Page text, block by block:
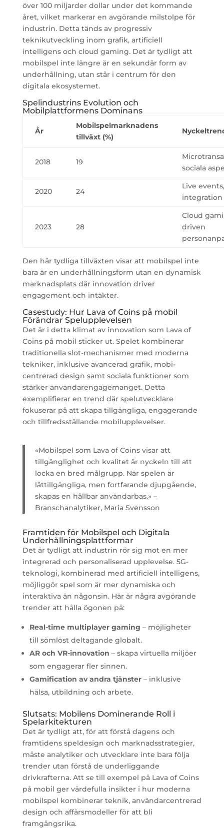
över 100 miljarder dollar under det kommande
året, vilket markerar en avgörande milstolpe för
industrin. Detta tänds av progressiv
teknikutveckling inom grafik, artificiell
intelligens och cloud gaming. Det är tydligt att
mobilspel inte längre är en sekundär form av
underhållning, utan står i centrum för den
digitala ekosystemet.
Spelindustrins Evolution och
Mobilplattformens Dominans
År
Mobilspelmarknadens
tillväxt (%)
2018 19
sociala
2020 24
Live
integration
2023 28
Cloud
driven
Den här tydliga tillväxten visar att mobilspel inte
bara är en underhållningsform utan en dynamisk
marknadsplats där innovation driver
engagement och intäkter.
Casestudy: Hur Lava of Coins på mobil
Förändrar Spelupplevelsen
Det är i detta klimat av innovation som Lava of
Coins på mobil sticker ut. Spelet kombinerar
traditionella slot-mechanismer med moderna
tekniker, inklusive avancerad grafik, mobi-
centrerad design samt sociala funktioner som
stärker användarengagemanget. Detta
exemplifierar en trend där spelutvecklare
fokuserar på att skapa tillgängliga, engagerande
och tillfredsställande mobilupplevelser.
«Mobilspel som Lava of Coins visar att
tillgänglighet och kvalitet är nyckeln till att
locka en bred målgrupp. När spelen är
lättillgängliga, men fortfarande djupgående,
skapas en hållbar användarbas.» –
Branschanalytiker, Maria Svensson
Framtiden för Mobilspel och Digitala
Underhållningsplattformar
Det är tydligt att industrin rör sig mot en mer
integrerad och personaliserad upplevelse. 5G-
teknologi, kombinerad med artificiell intelligens,
möjliggör spel som är mer dynamiska och
interaktiva än någonsin. Här är några avgörande
trender att hålla ögonen på:
Real-time multiplayer gaming – möjligheter
till sömlöst deltagande globalt.
AR och VR-innovation – skapa virtuella miljöer
som engagerar fler sinnen.
Gamification av andra tjänster– inklusive
hälsa, utbildning och arbete.
Slutsats: Mobilens Dominerande Roll i
Spelarkitekturen
Det är tydligt att, för att förstå dagens och
framtidens speldesign och marknadsstrategier,
måste analytiker och utvecklare inte bara följa
trender utan förstå de underliggande
drivkrafterna. Att se till exempel på Lava of Coins
på mobil ger värdefulla insikter i hur moderna
mobilspel kombinerar teknik, användarcentrerad
design och affärsmodeller för att bli
framgångsrika.